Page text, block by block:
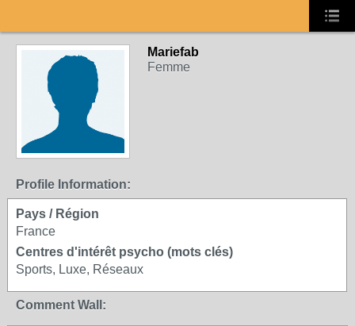
Mariefab
Femme
Profile Information:
Pays / Région
France
Centres d'intérêt psycho (mots clés)
Sports, Luxe, Réseaux
Comment Wall: